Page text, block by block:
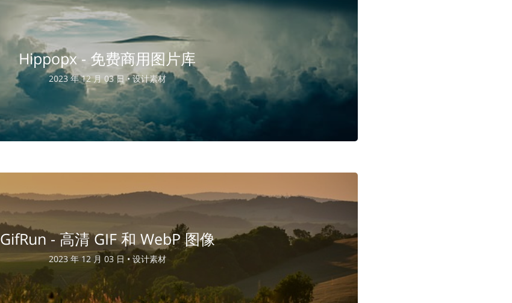
Hippopx - 免费商用图片库
2023 年 12 月 03 日 •设计素材
GifRun - 高清 GIF 和 WebP 图像
2023 年 12 月 03 日 • 设计素材